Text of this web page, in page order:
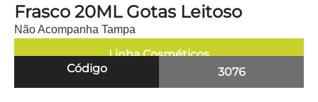
Frasco 20ML Gotas Leitoso
Não Acompanha Tampa
Linha Cosméticos
Código
3076